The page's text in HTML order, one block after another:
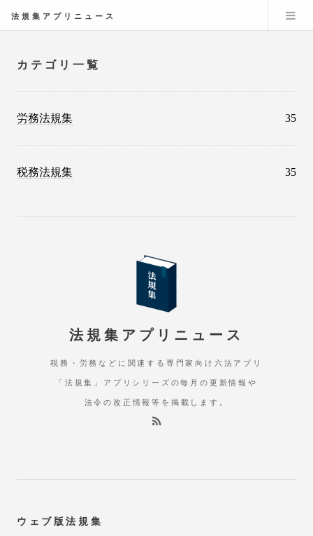
法規集アプリニュース
カテゴリ一覧
労務法規集 35
税務法規集 35
法規集アプリニュース
税務・労務などに関連する専門家向け六法アプリ
「法規集」アプリシリーズの毎月の更新情報や
法令の改正情報等を掲載します。
ウェブ版法規集